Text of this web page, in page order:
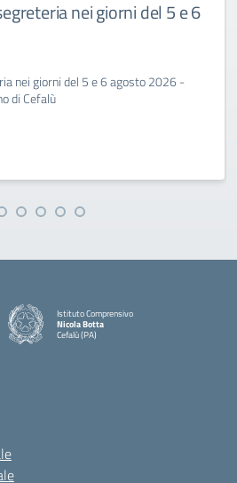
nei giorni del 5 e 6
nei giorni del 5 e 6 agosto 2026 -
di Cefalù
Istituto Comprensivo
Nicola Botta
Cefalù (PA)